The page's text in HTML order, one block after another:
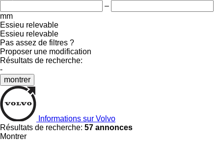
–
mm
Essieu relevable
Essieu relevable
Pas assez de filtres ?
Proposer une modification
Résultats de recherche:
-
montrer
Informations sur Volvo
Résultats de recherche: 57 annonces
Montrer